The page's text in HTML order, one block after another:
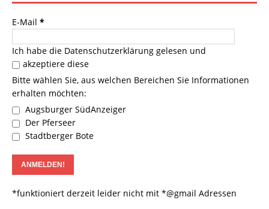
E-Mail *
Ich habe die Datenschutzerklärung gelesen und
akzeptiere diese
Bitte wählen Sie, aus welchen Bereichen Sie Informationen
erhalten möchten:
Augsburger SüdAnzeiger
Der Pferseer
Stadtberger Bote
*funktioniert derzeit leider nicht mit *@gmail Adressen